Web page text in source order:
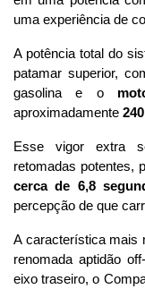
uma experiência de
A potência total do
patamar superior,
gasolina e o
aproximadamente
Esse vigor extra
retomadas potentes,
cerca de 6,8
percepção de que
A característica mais
renomada aptidão
eixo traseiro, o